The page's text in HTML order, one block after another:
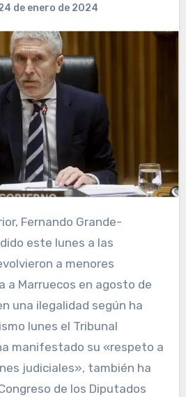
de enero de 2024
este lunes a las
a menores
a Marruecos en agosto de
una ilegalidad según ha
lunes el Tribunal
manifestado su «respeto a
judiciales», también ha
de los Diputados